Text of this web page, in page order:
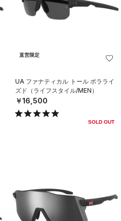
直営限定
UA ファナティカル トール ポラライ
ズド（ライフスタイル/MEN）
￥16,500
SOLD OUT